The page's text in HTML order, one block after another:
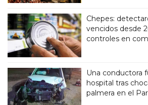
Chepes:
vencidos desde
controles en
Una conductora
hospital tras
palmera en el